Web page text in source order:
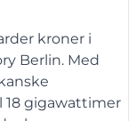
kroner i
Berlin. Med
18 gigawattimer